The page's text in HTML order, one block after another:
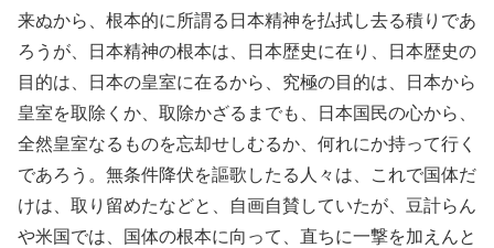
来ぬから、根本的に所謂る日本精神を払拭し去る積りであ
ろうが、日本精神の根本は、日本歴史に在り、日本歴史の
目的は、日本の皇室に在るから、究極の目的は、日本から
皇室を取除くか、取除かざるまでも、日本国民の心から、
全然皇室なるものを忘却せしむるか、何れにか持って行く
であろう。無条件降伏を謳歌したる人々は、これで国体だ
けは、取り留めたなどと、自画自賛していたが、豆計らん
や米国では、国体の根本に向って、直ちに一撃を加えんと